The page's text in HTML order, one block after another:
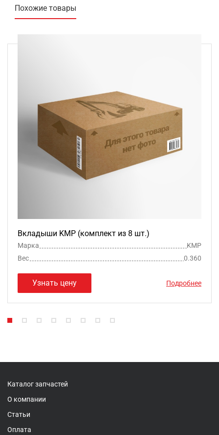
Похожие товары
Вкладыши KMP (комплект из 8 шт.)
Марка
KMP
Вес
0.360
Узнать цену Подробнее
Каталог запчастей
О компании
Статьи
Оплата